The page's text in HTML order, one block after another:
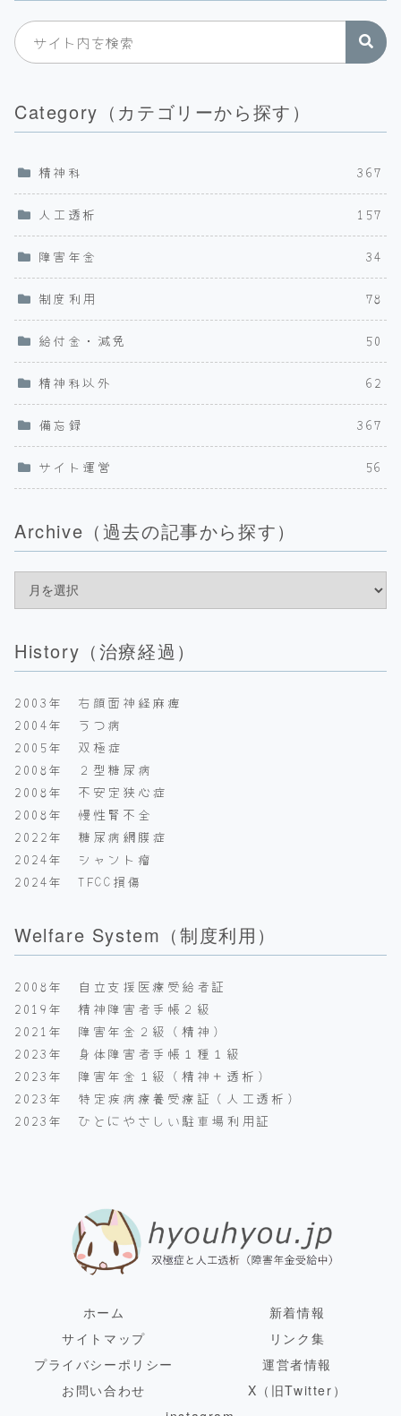
Category（カテゴリーから探す）
精神科 367
人工透析 157
障害年金 34
制度利用 78
給付金・減免 50
精神科以外 62
備忘録 367
サイト運営 56
Archive（過去の記事から探す）
History（治療経過）
2003年 右顔面神経麻痺
2004年 うつ病
2005年 双極症
2008年 ２型糖尿病
2008年 不安定狭心症
2008年 慢性腎不全
2022年 糖尿病網膜症
2024年 シャント瘤
2024年 TFCC損傷
Welfare System（制度利用）
2008年 自立支援医療受給者証
2019年 精神障害者手帳２級
2021年 障害年金２級（精神）
2023年 身体障害者手帳１種１級
2023年 障害年金１級（精神＋透析）
2023年 特定疾病療養受療証（人工透析）
2023年 ひとにやさしい駐車場利用証
ホーム
新着情報
サイトマップ
リンク集
プライバシーポリシー
運営者情報
お問い合わせ
X（旧Twitter）